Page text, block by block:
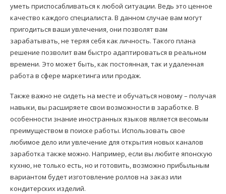
уметь приспосабливаться к любой ситуации. Ведь это ценное
качество каждого специалиста. В данном случае вам могут
пригодиться ваши увлечения, они позволят вам
зарабатывать, не теряя себя как личность. Такого плана
решение позволит вам быстро адаптироваться в реальном
времени. Это может быть, как постоянная, так и удаленная
работа в сфере маркетинга или продаж.
Также важно не сидеть на месте и обучаться новому – получая
навыки, вы расширяете свои возможности в заработке. В
особенности знание иностранных языков является весомым
преимуществом в поиске работы. Использовать свое
любимое дело или увлечение для открытия новых каналов
заработка также можно. Например, если вы любите японскую
кухню, не только есть, но и готовить, возможно прибыльным
вариантом будет изготовление роллов на заказ или
кондитерских изделий.